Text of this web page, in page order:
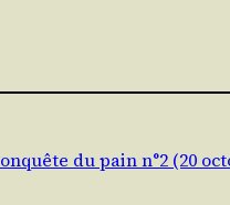
du pain n°2 (20